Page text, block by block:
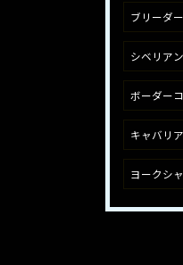
ブリーダー
シベリア
ボーダー
キャバリア
ヨークシ